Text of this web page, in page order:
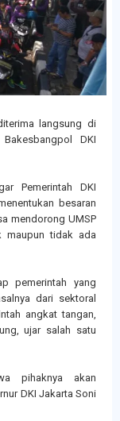
langsung di
DKI
Pemerintah DKI
besaran
mendorong UMSP
maupun tidak ada
pemerintah yang
dari sektoral
angkat tangan,
ujar salah satu
pihaknya akan
DKI Jakarta Soni